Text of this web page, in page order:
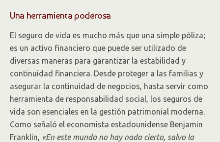
Una herramienta poderosa
El seguro de vida es mucho más que una simple póliza;
es un activo financiero que puede ser utilizado de
diversas maneras para garantizar la estabilidad y
continuidad financiera. Desde proteger a las familias y
asegurar la continuidad de negocios, hasta servir como
herramienta de responsabilidad social, los seguros de
vida son esenciales en la gestión patrimonial moderna.
Como señaló el economista estadounidense Benjamin
Franklin, «En este mundo no hay nada cierto, salvo la